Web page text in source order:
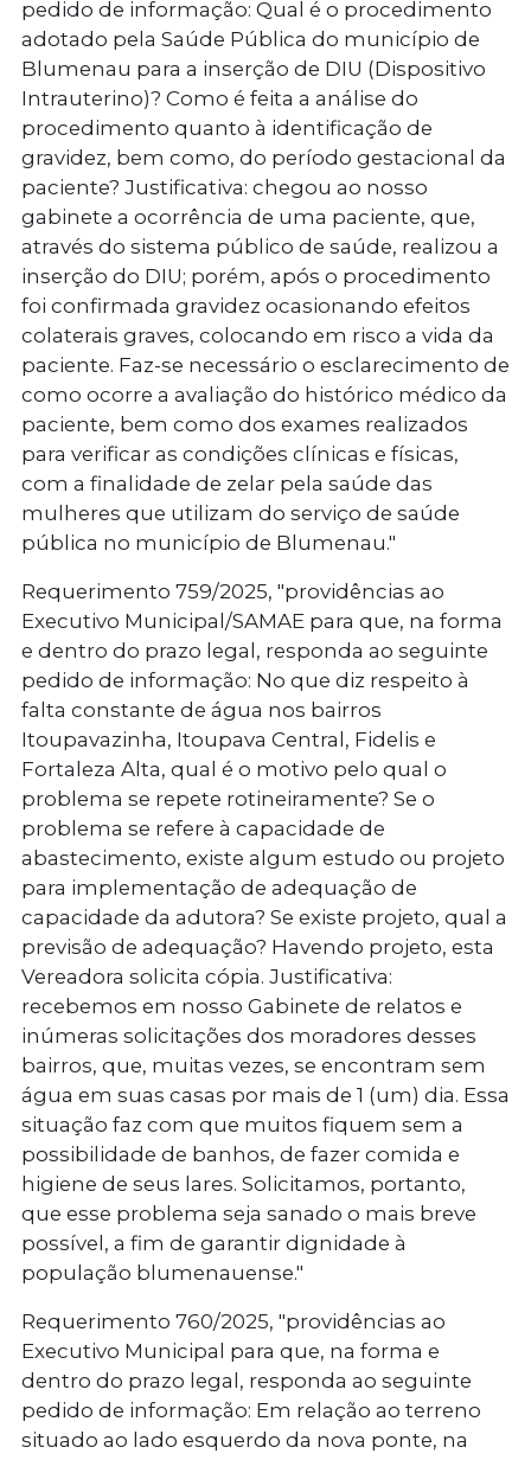
pedido de informação: Qual é o procedimento
adotado pela Saúde Pública do município de
Blumenau para a inserção de DIU (Dispositivo
Intrauterino)? Como é feita a análise do
procedimento quanto à identificação de
gravidez, bem como, do período gestacional da
paciente? Justificativa: chegou ao nosso
gabinete a ocorrência de uma paciente, que,
através do sistema público de saúde, realizou a
inserção do DIU; porém, após o procedimento
foi confirmada gravidez ocasionando efeitos
colaterais graves, colocando em risco a vida da
paciente. Faz-se necessário o esclarecimento de
como ocorre a avaliação do histórico médico da
paciente, bem como dos exames realizados
para verificar as condições clínicas e físicas,
com a finalidade de zelar pela saúde das
mulheres que utilizam do serviço de saúde
pública no município de Blumenau."
Requerimento 759/2025, "providências ao
Executivo Municipal/SAMAE para que, na forma
e dentro do prazo legal, responda ao seguinte
pedido de informação: No que diz respeito à
falta constante de água nos bairros
Itoupavazinha, Itoupava Central, Fidelis e
Fortaleza Alta, qual é o motivo pelo qual o
problema se repete rotineiramente? Se o
problema se refere à capacidade de
abastecimento, existe algum estudo ou projeto
para implementação de adequação de
capacidade da adutora? Se existe projeto, qual a
previsão de adequação? Havendo projeto, esta
Vereadora solicita cópia. Justificativa:
recebemos em nosso Gabinete de relatos e
inúmeras solicitações dos moradores desses
bairros, que, muitas vezes, se encontram sem
água em suas casas por mais de 1 (um) dia. Essa
situação faz com que muitos fiquem sem a
possibilidade de banhos, de fazer comida e
higiene de seus lares. Solicitamos, portanto,
que esse problema seja sanado o mais breve
possível, a fim de garantir dignidade à
população blumenauense."
Requerimento 760/2025, "providências ao
Executivo Municipal para que, na forma e
dentro do prazo legal, responda ao seguinte
pedido de informação: Em relação ao terreno
situado ao lado esquerdo da nova ponte, na